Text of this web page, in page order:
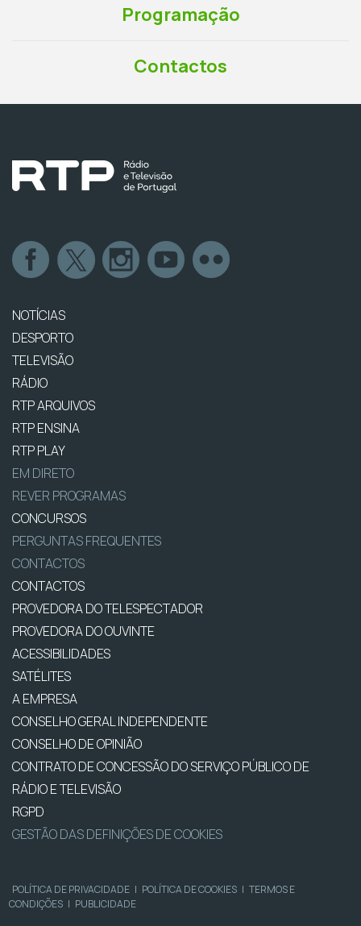
Programação
Contactos
NOTÍCIAS
DESPORTO
TELEVISÃO
RÁDIO
RTP ARQUIVOS
RTP ENSINA
RTP PLAY
EM DIRETO
REVER PROGRAMAS
CONCURSOS
PERGUNTAS FREQUENTES
CONTACTOS
CONTACTOS
PROVEDORA DO TELESPECTADOR
PROVEDORA DO OUVINTE
ACESSIBILIDADES
SATÉLITES
A EMPRESA
CONSELHO GERAL INDEPENDENTE
CONSELHO DE OPINIÃO
CONTRATO DE CONCESSÃO DO SERVIÇO PÚBLICO DE
RÁDIO E TELEVISÃO
RGPD
GESTÃO DAS DEFINIÇÕES DE COOKIES
POLÍTICA DE PRIVACIDADE | POLÍTICA DE COOKIES | TERMOS E
CONDIÇÕES | PUBLICIDADE